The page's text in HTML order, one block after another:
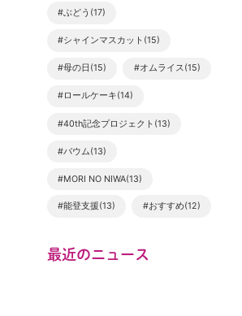
#ぶどう(17)
#シャインマスカット(15)
#母の日(15) #オムライス(15)
#ロールケーキ(14)
#40th記念プロジェクト(13)
#バウム(13)
#MORI NO NIWA(13)
#能登支援(13) #おすすめ(12)
最近のニュース